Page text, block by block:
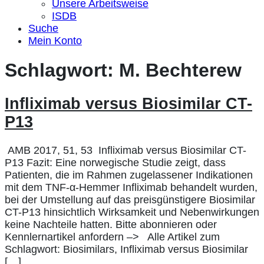
Unsere Arbeitsweise
ISDB
Suche
Mein Konto
Schlagwort: M. Bechterew
Infliximab versus Biosimilar CT-
P13
AMB 2017, 51, 53 Infliximab versus Biosimilar CT-
P13 Fazit: Eine norwegische Studie zeigt, dass
Patienten, die im Rahmen zugelassener Indikationen
mit dem TNF-α-Hemmer Infliximab behandelt wurden,
bei der Umstellung auf das preisgünstigere Biosimilar
CT-P13 hinsichtlich Wirksamkeit und Nebenwirkungen
keine Nachteile hatten. Bitte abonnieren oder
Kennlernartikel anfordern –> Alle Artikel zum
Schlagwort: Biosimilars, Infliximab versus Biosimilar